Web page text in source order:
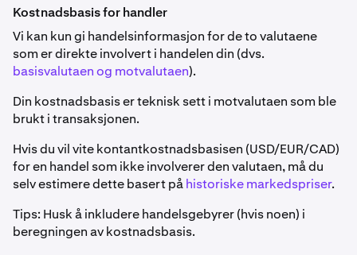
Kostnadsbasis for handler
Vi kan kun gi handelsinformasjon for de to valutaene
som er direkte involvert i handelen din (dvs.
basisvalutaen og motvalutaen).
Din kostnadsbasis er teknisk sett i motvalutaen som ble
brukt i transaksjonen.
Hvis du vil vite kontantkostnadsbasisen (USD/EUR/CAD)
for en handel som ikke involverer den valutaen, må du
selv estimere dette basert påhistoriske markedspriser.
Tips: Husk å inkludere handelsgebyrer (hvis noen) i
beregningen av kostnadsbasis.